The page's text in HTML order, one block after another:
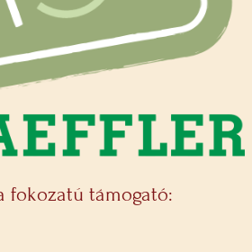
fokozatú támogató: